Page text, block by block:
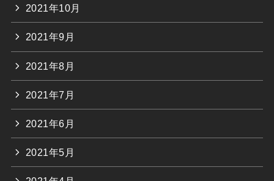
2021年10月
2021年9月
2021年8月
2021年7月
2021年6月
2021年5月